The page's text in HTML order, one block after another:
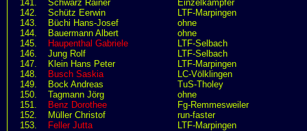
141.
Schwarz Rainer
Einzelkämpfer
142.
Schütz Eerwin
LTF-Marpingen
143.
Büchi Hans-Josef
ohne
144.
Bauermann Albert
ohne
145.
Haupenthal Gabriele
LTF-Selbach
146.
Jung Rolf
LTF-Selbach
147.
Klein Hans Peter
LTF-Marpingen
148.
Busch Saskia
LC-Völklingen
149.
Bock Andreas
TuS-Tholey
150.
Tagmann Jörg
ohne
151.
Benz Dorothee
Fg-Remmesweiler
152.
Müller Christof
run-faster
153.
Feller Jutta LTF-Marpingen